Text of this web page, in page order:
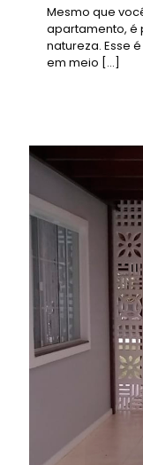
Mesmo que
apartamento, é
natureza. Esse
em meio […]